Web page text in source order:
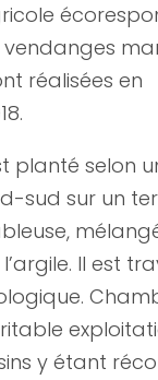
vendanges
réalisées en
planté selon
sud sur un
Il est
y étant